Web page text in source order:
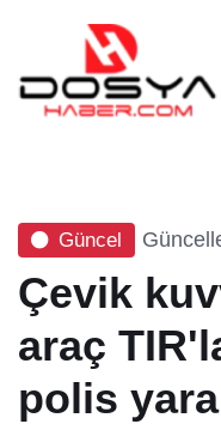
Güncel
Çevik
araç
polis